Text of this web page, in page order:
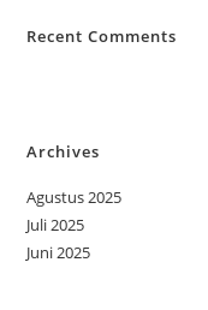
Recent Comments
Archives
Agustus 2025
Juli 2025
Juni 2025